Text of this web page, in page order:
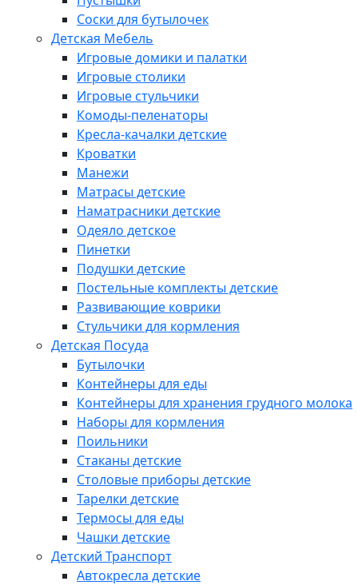
Соски для бутылочек
Детская Мебель
Игровые домики и палатки
Игровые столики
Игровые стульчики
Комоды-пеленаторы
Кресла-качалки детские
Кроватки
Манежи
Матрасы детские
Наматрасники детские
Одеяло детское
Пинетки
Подушки детские
Постельные комплекты детские
Развивающие коврики
Стульчики для кормления
Детская Посуда
Бутылочки
Контейнеры для еды
Контейнеры для хранения грудного молока
Наборы для кормления
Поильники
Стаканы детские
Столовые приборы детские
Тарелки детские
Термосы для еды
Чашки детские
Детский Транспорт
Автокресла детские